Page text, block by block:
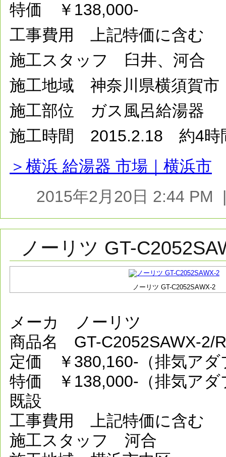
特価 ￥138,000-
工事費用 上記特価に含む
施工スタッフ 臼井、河合
施工地域 神奈川県横須賀市
施工部位 ガス風呂給湯器
施工時間 2015.2.18 約4時
＞横浜 給湯器 市場｜横浜市
2015年2月20日 2:44
ノーリツ GT-
ノーリツ GT-C2052SAWX-2
メーカ ノーリツ
商品名 GT-C2052SAWX-2/
定価 ￥380,160-（排気アダ
特価 ￥138,000-（排気アダ
既設
工事費用 上記特価に含む
施工スタッフ 河合